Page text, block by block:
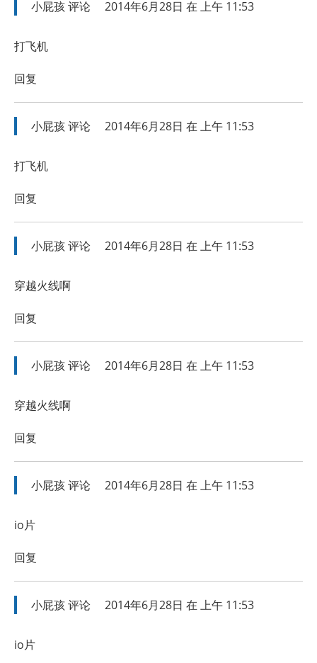
小屁孩评论 2014年6月28日 在 上午 11:53
打飞机
回复
小屁孩评论 2014年6月28日 在 上午 11:53
打飞机
回复
小屁孩评论 2014年6月28日 在 上午 11:53
穿越火线啊
回复
小屁孩评论 2014年6月28日 在 上午 11:53
穿越火线啊
回复
小屁孩评论 2014年6月28日 在 上午 11:53
io片
回复
小屁孩评论 2014年6月28日 在 上午 11:53
io片